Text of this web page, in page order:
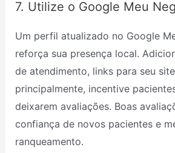
7. Utilize o Google Meu
Um perfil atualizado no Google
reforça sua presença local.
de atendimento, links para seu
principalmente, incentive
deixarem avaliações. Boas
confiança de novos pacientes e
ranqueamento.